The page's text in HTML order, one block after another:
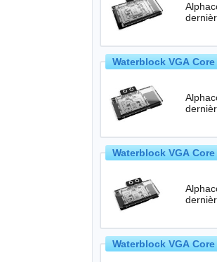
Waterblock VGA
Waterblock VGA
Waterblock VGA